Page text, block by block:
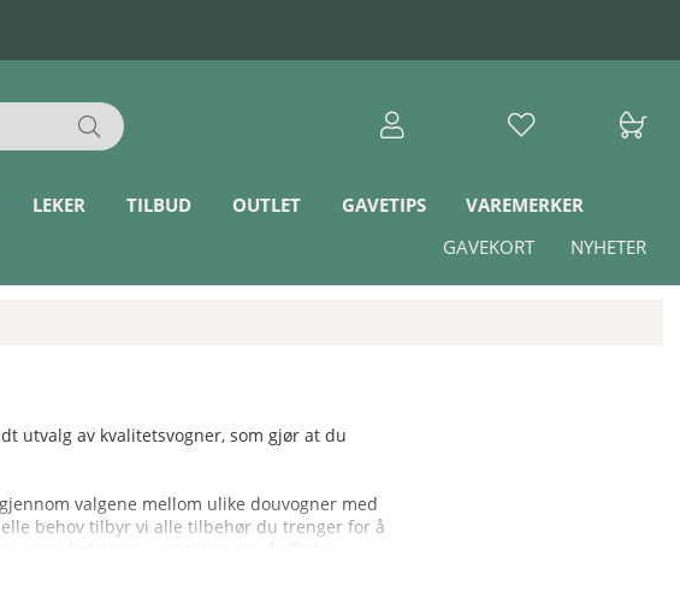
LEKER TILBUD OUTLET GAVETIPS
VAREMERKER
NYHETER
GAVEKORT
utvalg av kvalitetsvogner, som gjør at du
valgene mellom ulike douvogner med
behov tilbyr vi alle tilbehør du trenger for å